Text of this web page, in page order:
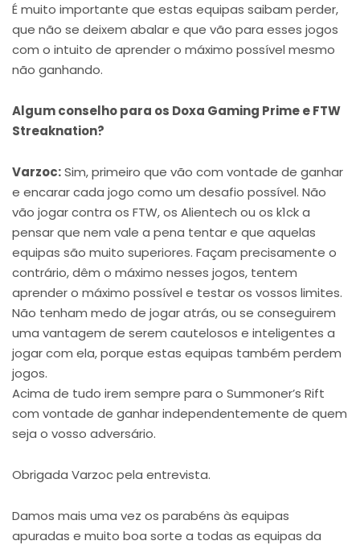
É muito importante que estas equipas saibam perder,
que não se deixem abalar e que vão para esses jogos
com o intuito de aprender o máximo possível mesmo
não ganhando.
Algum conselho para os Doxa Gaming Prime e FTW
Streaknation?
Varzoc:Sim, primeiro que vão com vontade de ganhar
e encarar cada jogo como um desafio possível. Não
vão jogar contra os FTW, os Alientech ou os k1ck a
pensar que nem vale a pena tentar e que aquelas
equipas são muito superiores. Façam precisamente o
contrário, dêm o máximo nesses jogos, tentem
aprender o máximo possível e testar os vossos limites.
Não tenham medo de jogar atrás, ou se conseguirem
uma vantagem de serem cautelosos e inteligentes a
jogar com ela, porque estas equipas também perdem
jogos.
Acima de tudo irem sempre para o Summoner’s Rift
com vontade de ganhar independentemente de quem
seja o vosso adversário.
Obrigada Varzoc pela entrevista.
Damos mais uma vez os parabéns às equipas
apuradas e muito boa sorte a todas as equipas da